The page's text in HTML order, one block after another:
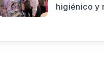
higiénico y